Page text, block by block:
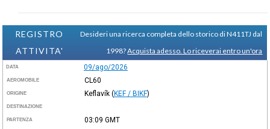
REGISTRO
ATTIVITA'
Desideri una ricerca completa dello storico di N411TJ dal
1998?Acquista adesso. Lo riceverai entro un'ora
DATA 09/ago/2026
AEROMOBILE CL60
ORIGINE Keflavík (KEF / BIKF)
DESTINAZIONE
PARTENZA 03:09 GMT